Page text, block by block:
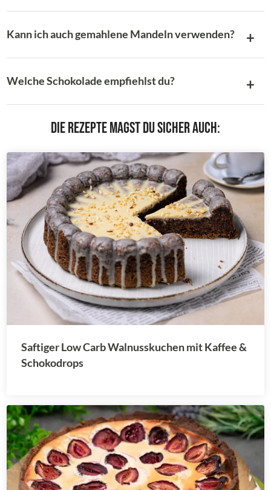
Kann ich auch gemahlene Mandeln verwenden?
Welche Schokolade empfiehlst du?
Die Rezepte magst du sicher auch:
Saftiger Low Carb Walnusskuchen mit Kaffee &
Schokodrops